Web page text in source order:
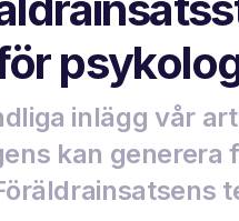
inlägg vår
kan generera